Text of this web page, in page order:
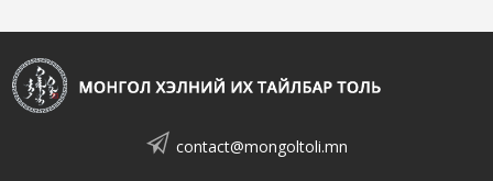
contact@mongoltoli.mn